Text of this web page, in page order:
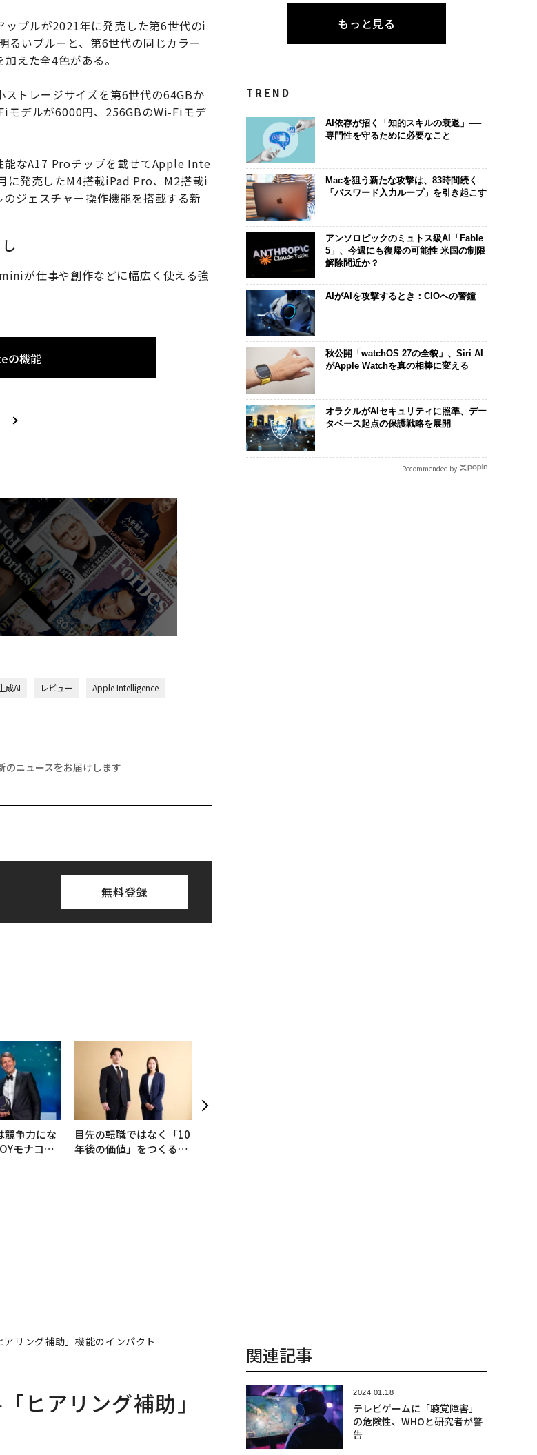
プルが2021年に発売した第6世代のi
いブルーと、第6世代の同じカラー
えた全4色がある。
トレージサイズを第6世代の64GBか
モデルが6000円、256GBのWi-Fiモデ
能なA17 Proチップを載せてApple Inte
に発売したM4搭載iPad Pro、M2搭載i
ジェスチャー操作機能を搭載する新
が仕事や創作などに幅広く使える強
の機能
成AI レビュー Apple Intelligence
のニュースをお届けします
無料登録
競争力にな
モナコで
目先の転職ではなく「10
年後の価値」をつくる─
もっと見る
TREND
AI依存が招く「知的スキルの衰退」──
専門性を守るために必要なこと
Macを狙う新たな攻撃は、83時間続く
「パスワード入力ループ」を引き起こす
アンソロピックのミュトス級AI「Fable
5」、今週にも復帰の可能性 米国の制限
解除間近か？
AIがAIを攻撃するとき：CIOへの警鐘
秋公開「watchOS 27の全貌」、Siri AI
がApple Watchを真の相棒に変える
オラクルがAIセキュリティに照準、デー
タベース起点の保護戦略を展開
Recommended by
リング補助」機能のインパクト
アリング補助」
関連記事
2024.01.18
テレビゲームに「聴覚障害」
の危険性、WHOと研究者が警
告